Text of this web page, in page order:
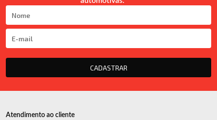
CADASTRAR
Atendimento ao cliente